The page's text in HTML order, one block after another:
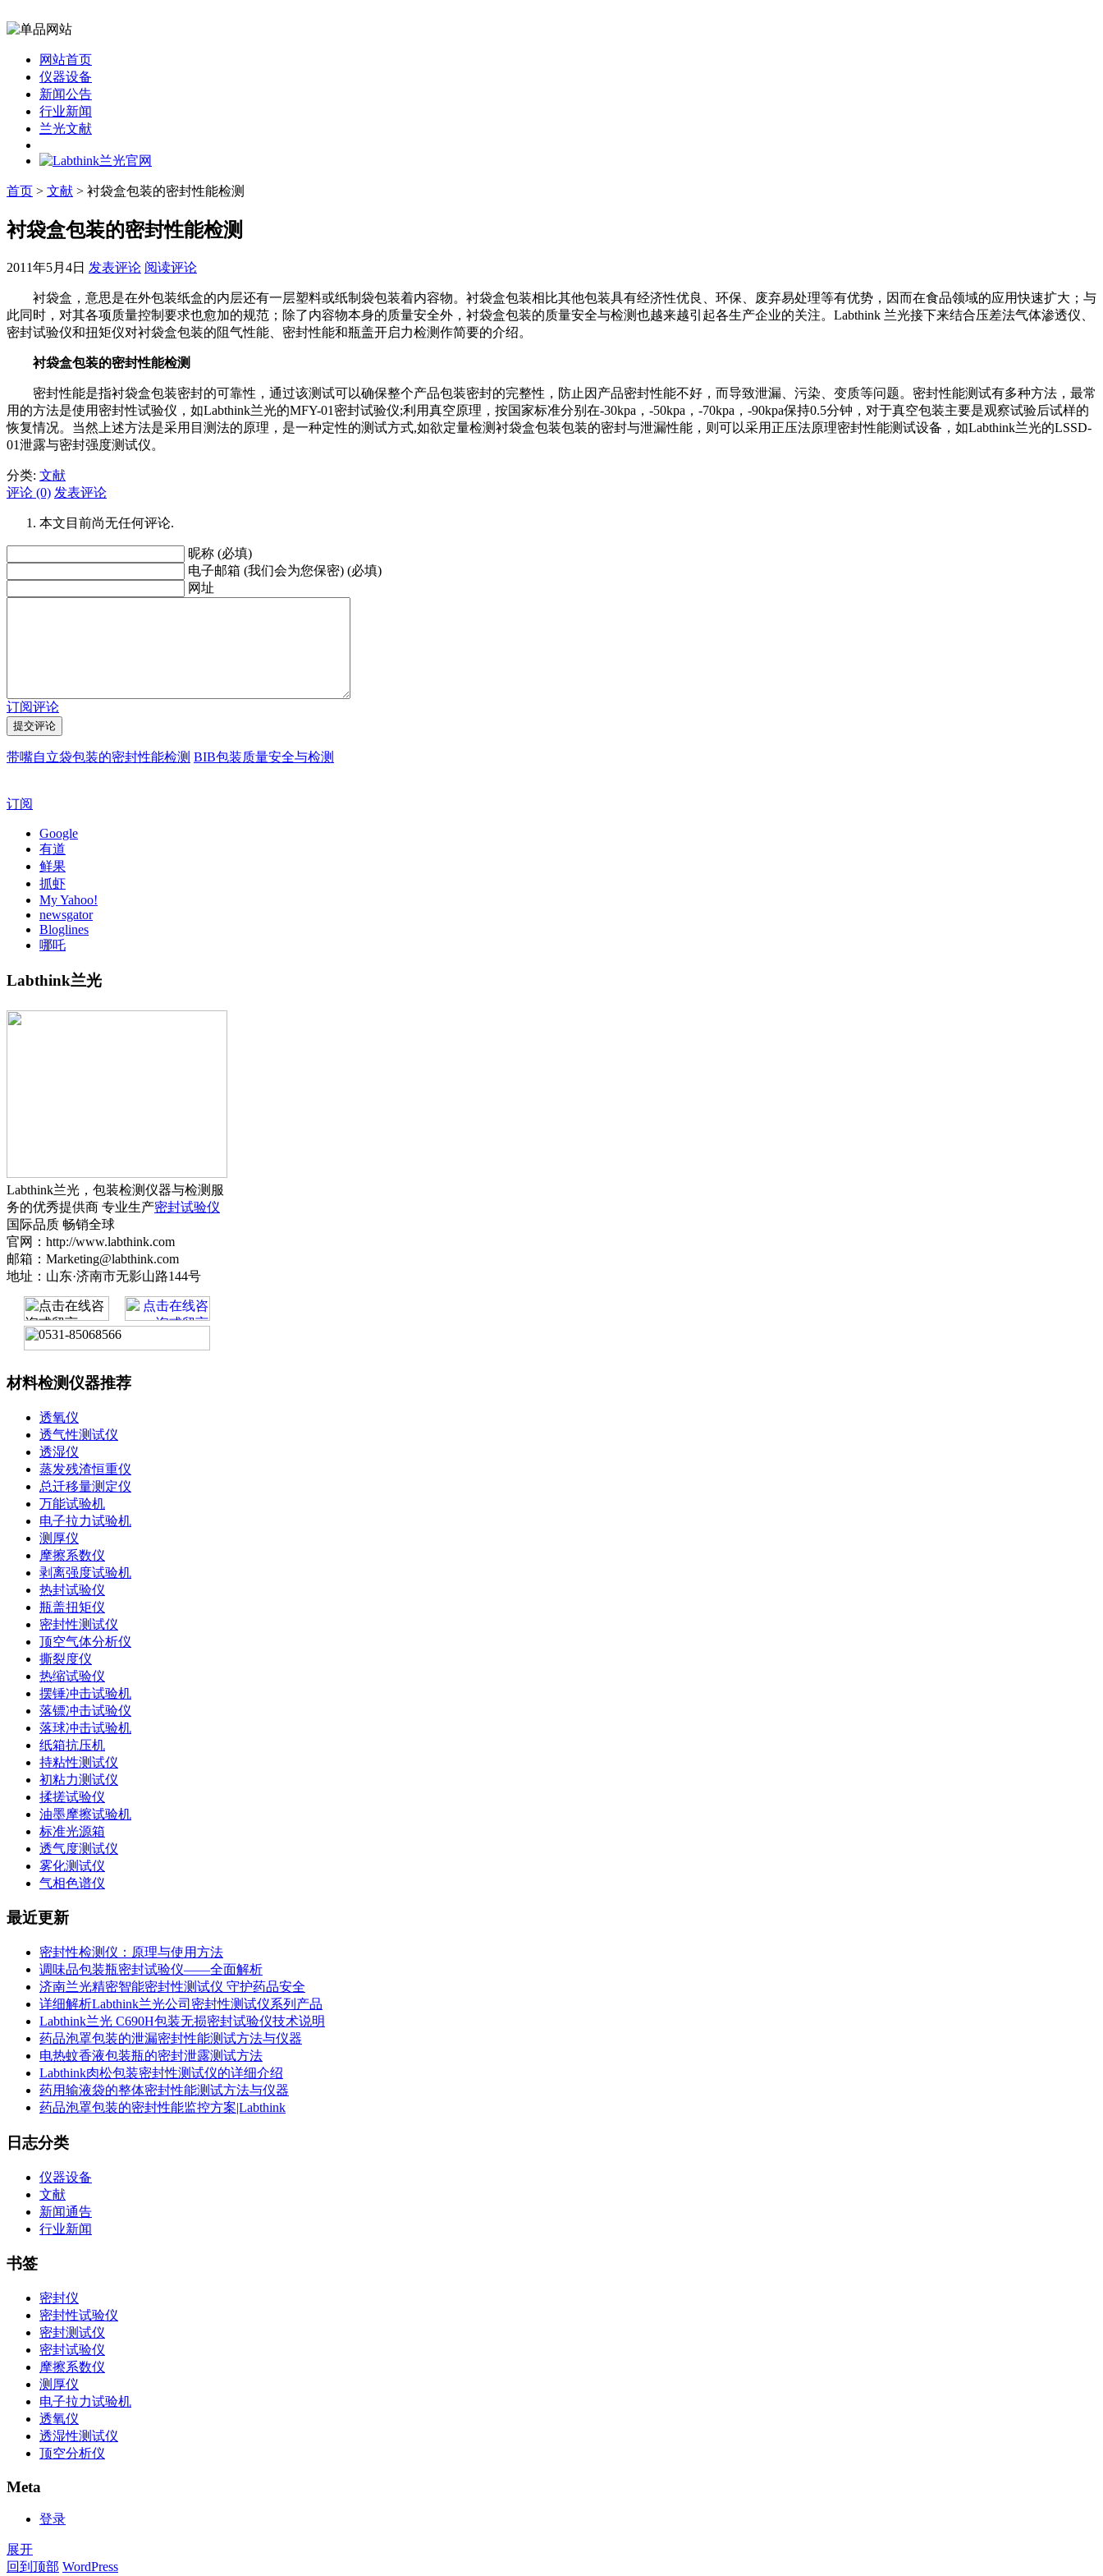
网站首页
仪器设备
新闻公告
行业新闻
兰光文献
首页 > 文献 > 衬袋盒包装的密封性能检测
衬袋盒包装的密封性能检测
2011年5月4日 发表评论 阅读评论
衬袋盒，意思是在外包装纸盒的内层还有一层塑料或纸制袋包装着内容物。衬袋盒包装相比其他包装具有经济性优良、环保、废弃易处理等有优势，因而在食品领域的应用快速扩大；与
此同时，对其各项质量控制要求也愈加的规范；除了内容物本身的质量安全外，衬袋盒包装的质量安全与检测也越来越引起各生产企业的关注。Labthink 兰光接下来结合压差法气体渗透仪、
密封试验仪和扭矩仪对衬袋盒包装的阻气性能、密封性能和瓶盖开启力检测作简要的介绍。
衬袋盒包装的密封性能检测
密封性能是指衬袋盒包装密封的可靠性，通过该测试可以确保整个产品包装密封的完整性，防止因产品密封性能不好，而导致泄漏、污染、变质等问题。密封性能测试有多种方法，最常
用的方法是使用密封性试验仪，如Labthink兰光的MFY-01密封试验仪;利用真空原理，按国家标准分别在-30kpa，-50kpa，-70kpa，-90kpa保持0.5分钟，对于真空包装主要是观察试验后试样的
恢复情况。当然上述方法是采用目测法的原理，是一种定性的测试方式,如欲定量检测衬袋盒包装包装的密封与泄漏性能，则可以采用正压法原理密封性能测试设备，如Labthink兰光的LSSD-
01泄露与密封强度测试仪。
分类: 文献
评论 (0) 发表评论
本文目前尚无任何评论.
昵称 (必填)
电子邮箱 (我们会为您保密) (必填)
网址
订阅评论
带嘴自立袋包装的密封性能检测 BIB包装质量安全与检测
订阅
Google
有道
鲜果
抓虾
My Yahoo!
newsgator
Bloglines
哪吒
Labthink兰光
Labthink兰光，包装检测仪器与检测服
务的优秀提供商 专业生产密封试验仪
国际品质 畅销全球
官网：http://www.labthink.com
邮箱：Marketing@labthink.com
地址：山东·济南市无影山路144号
材料检测仪器推荐
透氧仪
透气性测试仪
透湿仪
蒸发残渣恒重仪
总迁移量测定仪
万能试验机
电子拉力试验机
测厚仪
摩擦系数仪
剥离强度试验机
热封试验仪
瓶盖扭矩仪
密封性测试仪
顶空气体分析仪
撕裂度仪
热缩试验仪
摆锤冲击试验机
落镖冲击试验仪
落球冲击试验机
纸箱抗压机
持粘性测试仪
初粘力测试仪
揉搓试验仪
油墨摩擦试验机
标准光源箱
透气度测试仪
雾化测试仪
气相色谱仪
最近更新
密封性检测仪：原理与使用方法
调味品包装瓶密封试验仪——全面解析
济南兰光精密智能密封性测试仪 守护药品安全
详细解析Labthink兰光公司密封性测试仪系列产品
Labthink兰光 C690H包装无损密封试验仪技术说明
药品泡罩包装的泄漏密封性能测试方法与仪器
电热蚊香液包装瓶的密封泄露测试方法
Labthink肉松包装密封性测试仪的详细介绍
药用输液袋的整体密封性能测试方法与仪器
药品泡罩包装的密封性能监控方案|Labthink
日志分类
仪器设备
文献
新闻通告
行业新闻
书签
密封仪
密封性试验仪
密封测试仪
密封试验仪
摩擦系数仪
测厚仪
电子拉力试验机
透氧仪
透湿性测试仪
顶空分析仪
Meta
登录
展开
回到顶部 WordPress